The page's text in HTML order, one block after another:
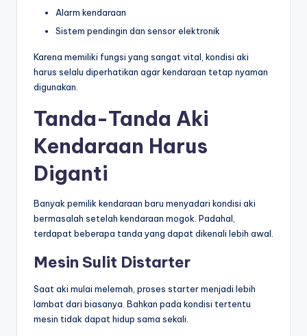
Alarm kendaraan
Sistem pendingin dan sensor elektronik
Karena memiliki fungsi yang sangat vital, kondisi aki
harus selalu diperhatikan agar kendaraan tetap nyaman
digunakan.
Tanda-Tanda Aki
Kendaraan Harus
Diganti
Banyak pemilik kendaraan baru menyadari kondisi aki
bermasalah setelah kendaraan mogok. Padahal,
terdapat beberapa tanda yang dapat dikenali lebih awal.
Mesin Sulit Distarter
Saat aki mulai melemah, proses starter menjadi lebih
lambat dari biasanya. Bahkan pada kondisi tertentu
mesin tidak dapat hidup sama sekali.